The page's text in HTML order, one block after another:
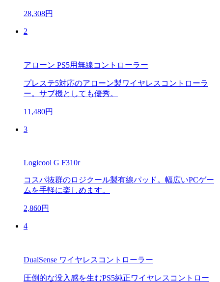
28,308円
2
アローン PS5用無線コントローラー
プレステ5対応のアローン製ワイヤレスコントローラ
ー。サブ機としても優秀。
11,480円
3
Logicool G F310r
コスパ抜群のロジクール製有線パッド。幅広いPCゲー
ムを手軽に楽しめます。
2,860円
4
DualSense ワイヤレスコントローラー
圧倒的な没入感を生むPS5純正ワイヤレスコントロー